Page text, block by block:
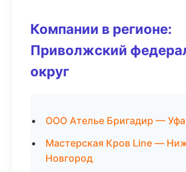
Компании в регионе:
Приволжский
округ
ООО Ателье Бригадир — Уфа
Мастерская Кров Line —
Новгород